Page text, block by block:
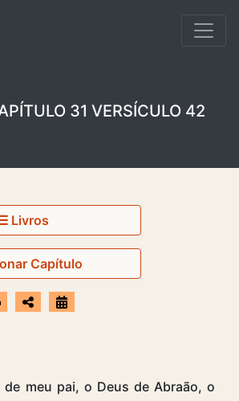
31 VERSÍCULO 42
☰ Livros
Capítulo
meu pai, o Deus de Abraão, o